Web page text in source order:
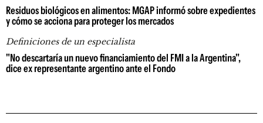
Residuos biológicos en alimentos: MGAP informó sobre expedientes
y cómo se acciona para proteger los mercados
Definiciones de un especialista
"No descartaría un nuevo financiamiento del FMI a la Argentina",
dice ex representante argentino ante el Fondo